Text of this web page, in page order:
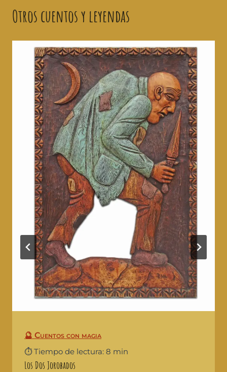
Otros cuentos y leyendas
🔮 Cuentos con magia
⏱️ Tiempo de lectura: 8 min
Los Dos Jorobados